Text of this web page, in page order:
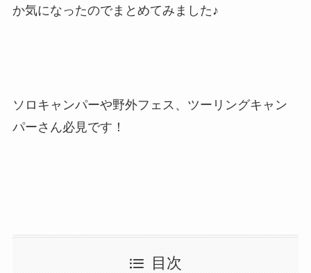
か気になったのでまとめてみました♪
ソロキャンパーや野外フェス、ツーリングキャン
パーさん必見です！
目次